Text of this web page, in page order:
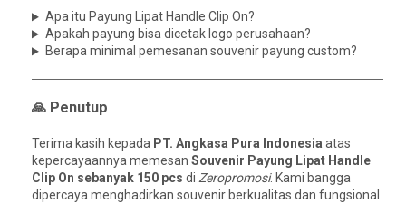
Apa itu Payung Lipat Handle Clip On?
Apakah payung bisa dicetak logo perusahaan?
Berapa minimal pemesanan souvenir payung custom?
🙏 Penutup
Terima kasih kepada PT. Angkasa Pura Indonesia atas
kepercayaannya memesan Souvenir Payung Lipat Handle
Clip On sebanyak 150 pcs di Zeropromosi. Kami bangga
dipercaya menghadirkan souvenir berkualitas dan fungsional